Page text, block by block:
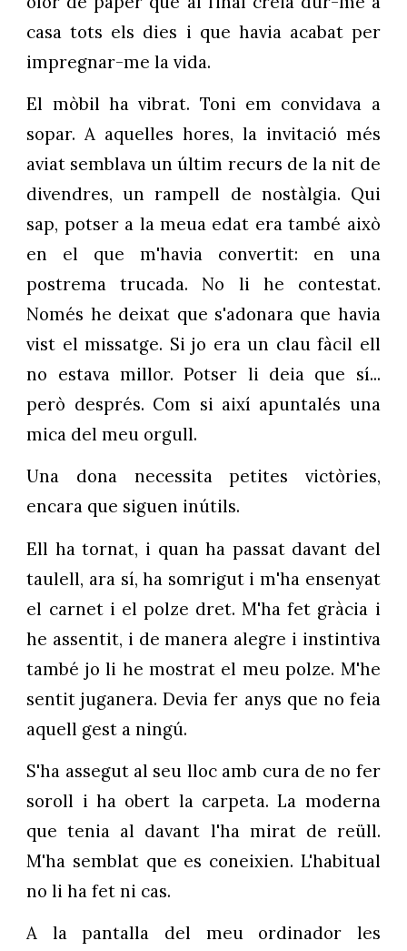
casa tots els dies i que havia acabat per
impregnar-me la vida.
El mòbil ha vibrat. Toni em convidava a
sopar. A aquelles hores, la invitació més
aviat semblava un últim recurs de la nit de
divendres, un rampell de nostàlgia. Qui
sap, potser a la meua edat era també això
en el que m'havia convertit: en una
postrema trucada. No li he contestat.
Només he deixat que s'adonara que havia
vist el missatge. Si jo era un clau fàcil ell
no estava millor. Potser li deia que sí...
però després. Com si així apuntalés una
mica del meu orgull.
Una dona necessita petites victòries,
encara que siguen inútils.
Ell ha tornat, i quan ha passat davant del
taulell, ara sí, ha somrigut i m'ha ensenyat
el carnet i el polze dret. M'ha fet gràcia i
he assentit, i de manera alegre i instintiva
també jo li he mostrat el meu polze. M'he
sentit juganera. Devia fer anys que no feia
aquell gest a ningú.
S'ha assegut al seu lloc amb cura de no fer
soroll i ha obert la carpeta. La moderna
que tenia al davant l'ha mirat de reüll.
M'ha semblat que es coneixien. L'habitual
no li ha fet ni cas.
A la pantalla del meu ordinador les